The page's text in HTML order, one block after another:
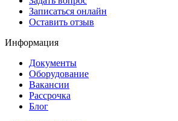
Записаться онлайн
Оставить отзыв
Информация
Документы
Оборудование
Вакансии
Рассрочка
Блог